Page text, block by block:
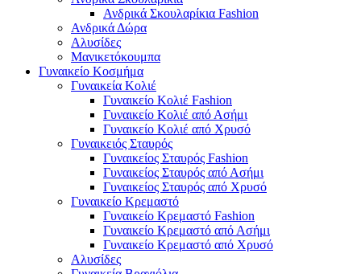
Ανδρικά Σκουλαρίκια Fashion
Ανδρικά Δώρα
Αλυσίδες
Μανικετόκουμπα
Γυναικείο Κοσμήμα
Γυναικεία Κολιέ
Γυναικείο Κολιέ Fashion
Γυναικείο Κολιέ από Ασήμι
Γυναικείο Κολιέ από Χρυσό
Γυναικειός Σταυρός
Γυναικείος Σταυρός Fashion
Γυναικείος Σταυρός από Ασήμι
Γυναικείος Σταυρός από Χρυσό
Γυναικείο Κρεμαστό
Γυναικείο Κρεμαστό Fashion
Γυναικείο Κρεμαστό από Ασήμι
Γυναικείο Κρεμαστό από Χρυσό
Αλυσίδες